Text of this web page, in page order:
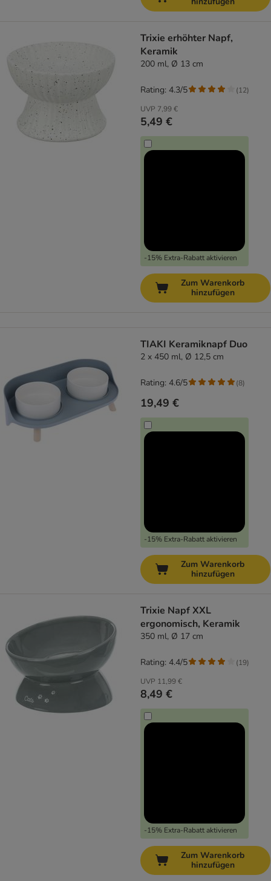
Trixie erhöhter Napf,
Keramik
200 ml, Ø 13 cm
UVP 7,99 €
5,49 €
-15% Extra-Rabatt aktivieren
Rating: 4.3/5 (12)
Zum Warenkorb
hinzufügen
TIAKI Keramiknapf Duo
2 x 450 ml, Ø 12,5 cm
19,49 €
-15% Extra-Rabatt aktivieren
Rating: 4.6/5 (8)
Zum Warenkorb
hinzufügen
Trixie Napf XXL
ergonomisch, Keramik
350 ml, Ø 17 cm
UVP 11,99 €
8,49 €
-15% Extra-Rabatt aktivieren
Rating: 4.4/5 (19)
Zum Warenkorb
hinzufügen